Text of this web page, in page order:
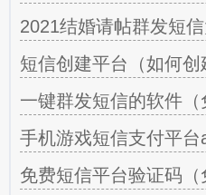
2021结婚请帖群发短
短信创建平台（如何创
一键群发短信的软件
手机游戏短信支付平
免费短信平台验证码